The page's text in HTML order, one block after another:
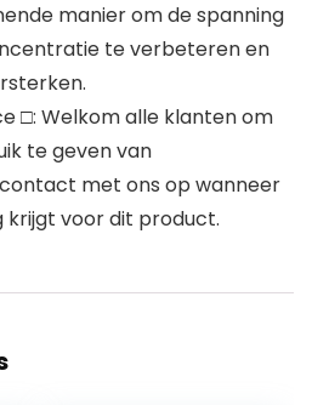
manier om de spanning
te verbeteren en
□: Welkom alle klanten om
te geven van
met ons op wanneer
krijgt voor dit product.